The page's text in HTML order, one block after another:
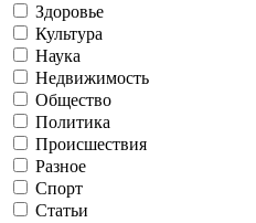
Здоровье
Культура
Наука
Недвижимость
Общество
Политика
Происшествия
Разное
Спорт
Статьи